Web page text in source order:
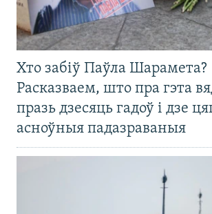
Хто забіў Паўла Шарамета?
Расказваем, што пра гэта
празь дзесяць гадоў і дзе
асноўныя падазраваныя